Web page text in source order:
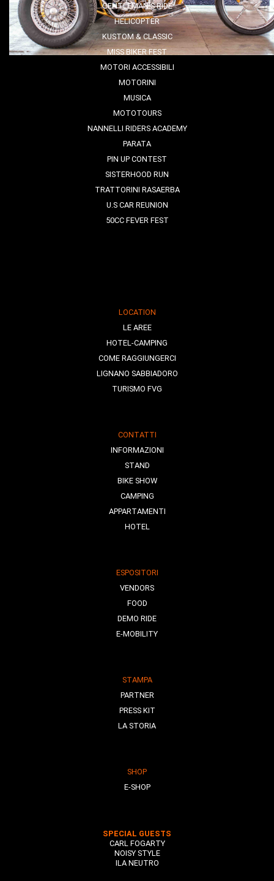
GENTLEMAN'S RIDE
HELICOPTER
KUSTOM & CLASSIC
MISS BIKER FEST
MOTORI ACCESSIBILI
MOTORINI
MUSICA
MOTOTOURS
NANNELLI RIDERS ACADEMY
PARATA
PIN UP CONTEST
SISTERHOOD RUN
TRATTORINI RASAERBA
U.S CAR REUNION
50CC FEVER FEST
LOCATION
LE AREE
HOTEL-CAMPING
COME RAGGIUNGERCI
LIGNANO SABBIADORO
TURISMO FVG
CONTATTI
INFORMAZIONI
STAND
BIKE SHOW
CAMPING
APPARTAMENTI
HOTEL
ESPOSITORI
VENDORS
FOOD
DEMO RIDE
E-MOBILITY
STAMPA
PARTNER
PRESS KIT
LA STORIA
SHOP
E-SHOP
SPECIAL GUESTS
CARL FOGARTY
NOISY STYLE
ILA NEUTRO